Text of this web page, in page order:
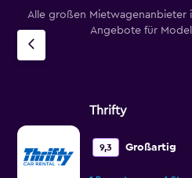
Alle großen Mietwagenanbieter
Angebote für
Thrifty
9,3 Großartig